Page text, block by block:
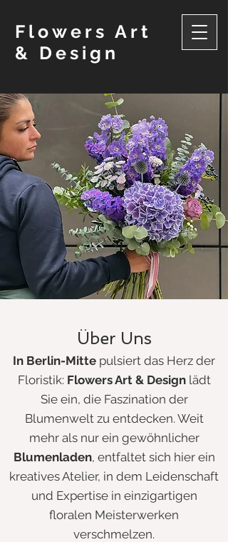
Flowers Art
& Design
Über Uns
In Berlin-Mitte pulsiert das Herz der
Floristik: Flowers Art & Designlädt
Sie ein, die Faszination der
Blumenwelt zu entdecken. Weit
mehr als nur ein gewöhnlicher
Blumenladen, entfaltet sich hier ein
kreatives Atelier, in dem Leidenschaft
und Expertise in einzigartigen
floralen Meisterwerken
verschmelzen.